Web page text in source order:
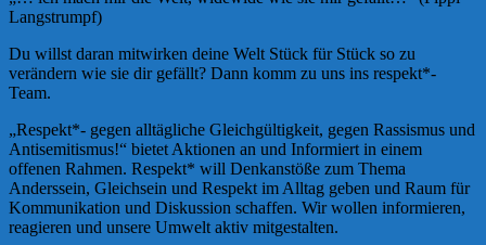
Langstrumpf)
Du willst daran mitwirken deine Welt Stück für Stück so zu
verändern wie sie dir gefällt? Dann komm zu uns ins respekt*-
Team.
„Respekt*- gegen alltägliche Gleichgültigkeit, gegen Rassismus und
Antisemitismus!“ bietet Aktionen an und Informiert in einem
offenen Rahmen. Respekt* will Denkanstöße zum Thema
Anderssein, Gleichsein und Respekt im Alltag geben und Raum für
Kommunikation und Diskussion schaffen. Wir wollen informieren,
reagieren und unsere Umwelt aktiv mitgestalten.